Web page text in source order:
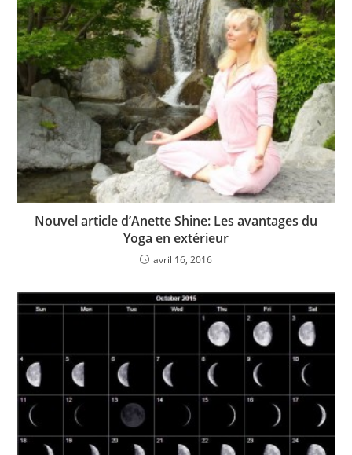
Nouvel article d’Anette Shine: Les avantages du
Yoga en extérieur
avril 16, 2016